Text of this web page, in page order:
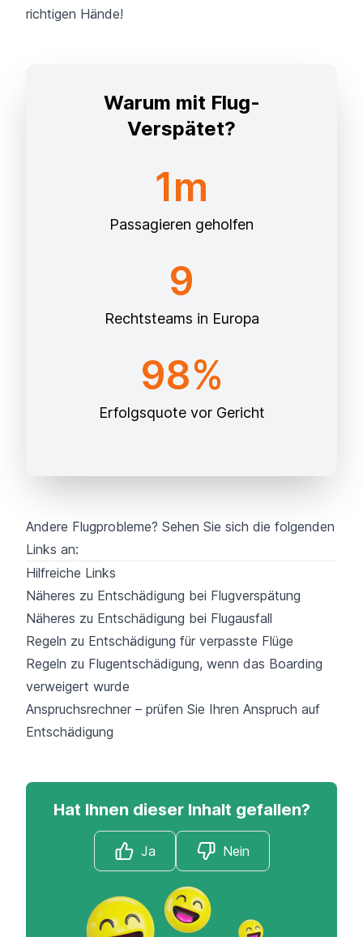
richtigen Hände!
Warum mit Flug-
Verspätet?
1m
Passagieren geholfen
9
Rechtsteams in Europa
98%
Erfolgsquote vor Gericht
Andere Flugprobleme? Sehen Sie sich die folgenden
Links an:
Hilfreiche Links
Näheres zu Entschädigung bei Flugverspätung
Näheres zu Entschädigung bei Flugausfall
Regeln zu Entschädigung für verpasste Flüge
Regeln zu Flugentschädigung, wenn das Boarding
verweigert wurde
Anspruchsrechner – prüfen Sie Ihren Anspruch auf
Entschädigung
Hat Ihnen dieser Inhalt gefallen?
Ja Nein